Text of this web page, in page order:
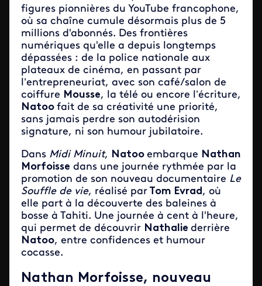
figures pionnières du YouTube francophone,
où sa chaîne cumule désormais plus de 5
millions d'abonnés. Des frontières
numériques qu'elle a depuis longtemps
dépassées : de la police nationale aux
plateaux de cinéma, en passant par
l’entrepreneuriat, avec son café/salon de
coiffure Mousse, la télé ou encore l’écriture,
Natoo fait de sa créativité une priorité,
sans jamais perdre son autodérision
signature, ni son humour jubilatoire.
Dans Midi Minuit, Natoo embarque Nathan
Morfoisse dans une journée rythmée par la
promotion de son nouveau documentaire Le
Souffle de vie, réalisé par Tom Evrad, où
elle part à la découverte des baleines à
bosse à Tahiti. Une journée à cent à l'heure,
qui permet de découvrir Nathalie derrière
Natoo, entre confidences et humour
cocasse.
Nathan Morfoisse, nouveau